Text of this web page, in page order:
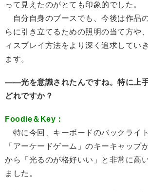
って見えたのがとても印象的でした。
自分自身のブースでも、今後は作品
らに引き立てるための照明の当て方や
ィスプレイ方法をより深く追求してい
ます。
――光を意識されたんですね。特に上
どれですか？
Foodie＆Key：
特に今回、キーボードのバックライ
「アーケードゲーム」のキーキャップ
から「光るのが格好いい」と非常に高
ました。